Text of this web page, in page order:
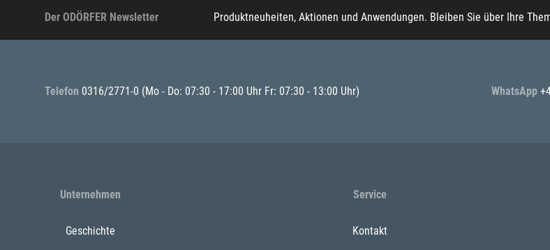
Der ODÖRFER Newsletter Produktneuheiten, Aktionen und Anwendungen. Bleiben Sie über Ihre
Telefon 0316/2771-0 (Mo - Do: 07:30 - 17:00 Uhr Fr: 07:30 - 13:00 Uhr) WhatsApp
Unternehmen
Geschichte
Service
Kontakt